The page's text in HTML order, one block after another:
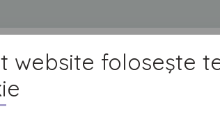
GRIJA PENTRU CEI DRAGI INGRIJIREA PIELII
website foloseşte